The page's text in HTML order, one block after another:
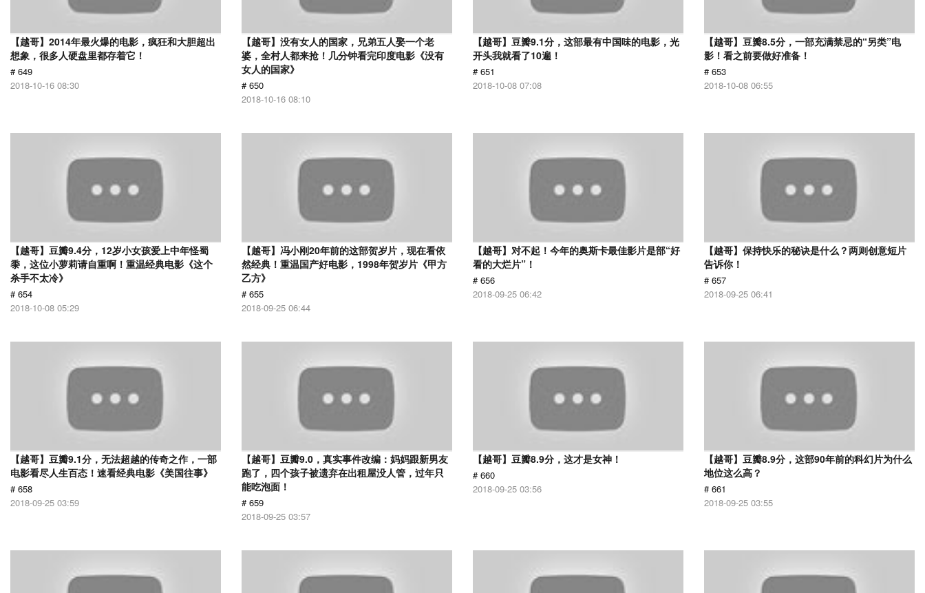
【越哥】2014年最火爆的电影，疯狂和大胆超出
想象，很多人硬盘里都存着它！
# 649
2018-10-16 08:30
【越哥】没有女人的国家，兄弟五人娶一个老
婆，全村人都来抢！几分钟看完印度电影《没有
女人的国家》
# 650
2018-10-16 08:10
【越哥】豆瓣9.1分，这部最有中国味的电影，光
开头我就看了10遍！
# 651
2018-10-08 07:08
【越哥】豆瓣8.5分，一部充满禁忌的“另类”电
影！看之前要做好准备！
# 653
2018-10-08 06:55
【越哥】豆瓣9.4分，12岁小女孩爱上中年怪蜀
黍，这位小萝莉请自重啊！重温经典电影《这个
杀手不太冷》
# 654
2018-10-08 05:29
【越哥】冯小刚20年前的这部贺岁片，现在看依
然经典！重温国产好电影，1998年贺岁片《甲方
乙方》
# 655
2018-09-25 06:44
【越哥】对不起！今年的奥斯卡最佳影片是部“好
看的大烂片”！
# 656
2018-09-25 06:42
【越哥】保持快乐的秘诀是什么？两则创意短片
告诉你！
# 657
2018-09-25 06:41
【越哥】豆瓣9.1分，无法超越的传奇之作，一部
电影看尽人生百态！速看经典电影《美国往事》
# 658
2018-09-25 03:59
【越哥】豆瓣9.0，真实事件改编：妈妈跟新男友
跑了，四个孩子被遗弃在出租屋没人管，过年只
能吃泡面！
# 659
2018-09-25 03:57
【越哥】豆瓣8.9分，这才是女神！
# 660
2018-09-25 03:56
【越哥】豆瓣8.9分，这部90年前的科幻片为什么
地位这么高？
# 661
2018-09-25 03:55